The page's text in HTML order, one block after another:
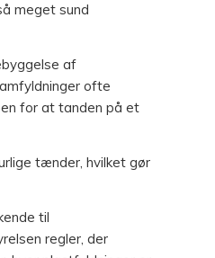
meget sund
af
ofte
for at tanden på et
tænder, hvilket gør
til
regler, der